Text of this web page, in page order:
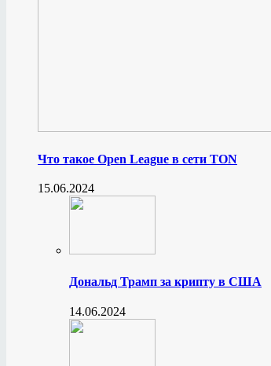
Что такое Open League в сети TON
15.06.2024
Дональд Трамп за крипту в США
14.06.2024